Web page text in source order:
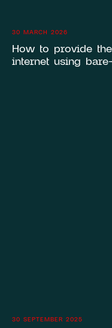
30 MARCH 2026
How to provide
internet using
30 SEPTEMBER 2025